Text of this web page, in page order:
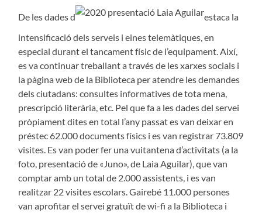
De les dades d
estaca la
intensificació dels serveis i eines telemàtiques, en
especial durant el tancament físic de l’equipament. Així,
es va continuar treballant a través de les xarxes socials i
la pàgina web de la Biblioteca per atendre les demandes
dels ciutadans: consultes informatives de tota mena,
prescripció literària, etc. Pel que fa a les dades del servei
pròpiament dites en total l’any passat es van deixar en
préstec 62.000 documents físics i es van registrar 73.809
visites. Es van poder fer una vuitantena d’activitats (a la
foto, presentació de «Juno», de Laia Aguilar), que van
comptar amb un total de 2.000 assistents, i es van
realitzar 22 visites escolars. Gairebé 11.000 persones
van aprofitar el servei gratuït de wi-fi a la Biblioteca i